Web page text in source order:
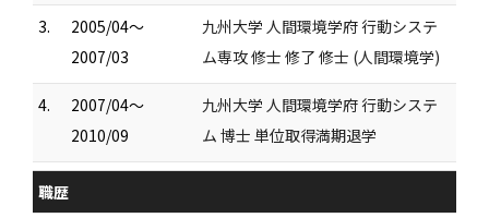
3.
2005/04～
2007/03
九州大学 人間環境学府 行動システ
ム専攻 修士 修了 修士 (人間環境学)
4.
2007/04～
2010/09
九州大学 人間環境学府 行動システ
ム 博士 単位取得満期退学
職歴